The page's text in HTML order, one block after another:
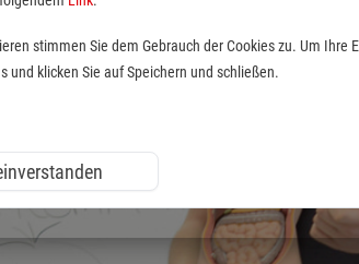
stimmen Sie dem Gebrauch der Cookies zu. Um Ihre
und klicken Sie auf Speichern und schließen.